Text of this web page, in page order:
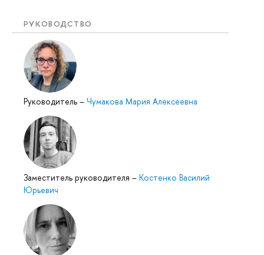
РУКОВОДСТВО
Руководитель – Чумакова Мария Алексеевна
Заместитель руководителя – Костенко Василий
Юрьевич